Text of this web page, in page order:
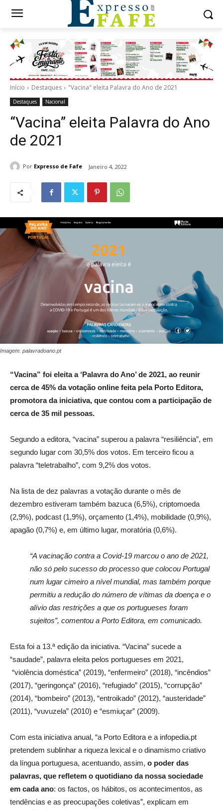
Início Destaques "Vacina" eleita Palavra do Ano de 2021
Destaques Nacional
“Vacina” eleita Palavra do Ano
de 2021
Por Expresso de Fafe Janeiro 4, 2022
Imagem: palavradoano.pt
“Vacina” foi eleita a ‘Palavra do Ano’ de 2021, ao reunir
cerca de 45% da votação online feita pela Porto Editora,
promotora da iniciativa, que contou com a participação de
cerca de 35 mil pessoas.
Segundo a editora, “vacina” superou a palavra “resiliência”, em
segundo lugar com 30,5% dos votos. Em terceiro ficou a
palavra “teletrabalho”, com 9,2% dos votos.
Na lista de dez palavras a votação durante o mês de
dezembro estiveram também bazuca (6,5%), criptomoeda
(2,9%), podcast (1,9%), orçamento (1,4%), mobilidade (0,9%),
apagão (0,7%) e, em último lugar, moratória (0,6%).
“A vacinação contra a Covid-19 marcou o ano de 2021,
não só pelo sucesso do processo que colocou Portugal
num lugar cimeiro a nível mundial, mas também porque
permitiu a redução do número de vítimas da doença e o
alívio das restrições a que os portugueses foram
sujeitos”, comentou a Porto Editora, em comunicado.
Esta foi a 13.ª edição da iniciativa. “Vacina” sucede a
“saudade”, palavra eleita pelos portugueses em 2021,
“violência doméstica” (2019), “enfermeiro” (2018), “incêndios”
(2017), “geringonça” (2016), “refugiado” (2015), “corrupção”
(2014), “bombeiro” (2013), “entroikado” (2012), “austeridade”
(2011), “vuvuzela” (2010) e “esmiuçar” (2009).
Com esta iniciativa anual, “a Porto Editora e a infopedia.pt
pretendem sublinhar a riqueza lexical e o dinamismo criativo
da língua portuguesa, acentuando, assim, o poder das
palavras, que refletem o quotidiano da nossa sociedade
em cada ano: os factos, os hábitos, os acontecimentos, as
tendências e as preocupações coletivas”, explicam em